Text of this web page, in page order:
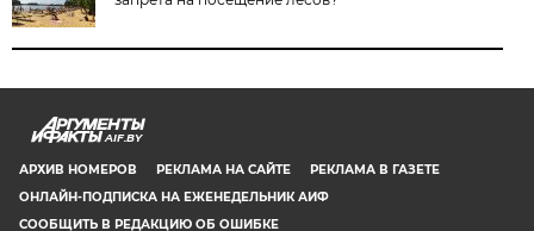
AIF.BY
АРХИВ НОМЕРОВ РЕКЛАМА НА САЙТЕ
РЕКЛАМА В ГАЗЕТЕ
ОНЛАЙН-ПОДПИСКА НА ЕЖЕНЕДЕЛЬНИК АИФ
СООБЩИТЬ В РЕДАКЦИЮ ОБ ОШИБКЕ